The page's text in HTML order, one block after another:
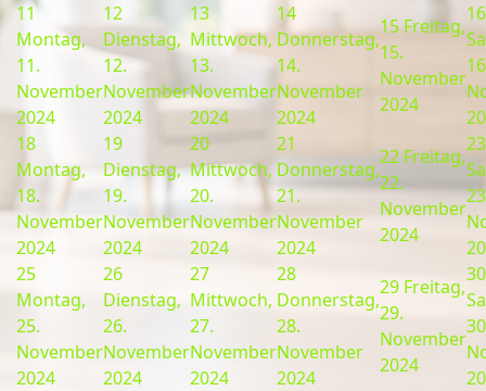
11
Montag,
11.
November
2024
12
Dienstag,
12.
November
2024
13
Mittwoch,
13.
November
2024
14
Donnerstag,
14.
November
2024
15Freitag,
15.
November
2024
16
18
Montag,
18.
November
2024
19
Dienstag,
19.
November
2024
20
Mittwoch,
20.
November
2024
21
Donnerstag,
21.
November
2024
22 Freitag,
22.
November
2024
23
25
Montag,
25.
November
2024
26
Dienstag,
26.
November
2024
27
Mittwoch,
27.
November
2024
28
Donnerstag,
28.
November
2024
29 Freitag,
29.
November
2024
30